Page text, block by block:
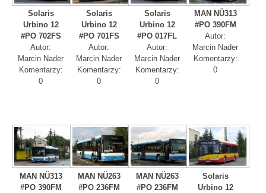
Solaris
Urbino 12
#PO 702FS
Autor:
Marcin Nader
Komentarzy:
0
Solaris
Urbino 12
#PO 701FS
Autor:
Marcin Nader
Komentarzy:
0
Solaris
Urbino 12
#PO 017FL
Autor:
Marcin Nader
Komentarzy:
0
MAN NÜ313
#PO 390FM
Autor:
Marcin Nader
Komentarzy:
0
MAN NÜ313
#PO 390FM
MAN NÜ263
#PO 236FM
MAN NÜ263
#PO 236FM
Solaris
Urbino 12